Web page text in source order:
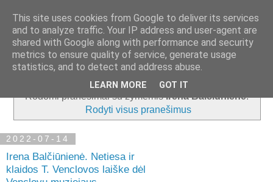
Rodomi pranešimai su žymėmisIrena Balčiūnienė.
Rodyti visus pranešimus
2022-07-14
Irena Balčiūnienė. Netiesa ir
klaidos T. Venclovos laiške dėl
This site uses cookies from Google to deliver its services
and to analyze traffic. Your IP address and user-agent are
shared with Google along with performance and security
metrics to ensure quality of service, generate usage
statistics, and to detect and address abuse.
LEARN MORE GOT IT